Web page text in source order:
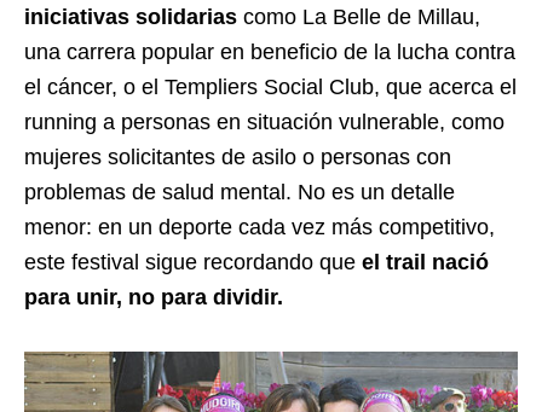
iniciativas solidarias como La Belle de Millau,
una carrera popular en beneficio de la lucha contra
el cáncer, o el Templiers Social Club, que acerca el
running a personas en situación vulnerable, como
mujeres solicitantes de asilo o personas con
problemas de salud mental. No es un detalle
menor: en un deporte cada vez más competitivo,
este festival sigue recordando que el trail nació
para unir, no para dividir.